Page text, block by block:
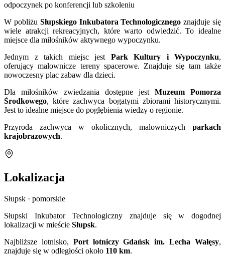
odpoczynek po konferencji lub szkoleniu
W pobliżu Słupskiego Inkubatora Technologicznego znajduje się
wiele atrakcji rekreacyjnych, które warto odwiedzić. To idealne
miejsce dla miłośników aktywnego wypoczynku.
Jednym z takich miejsc jest Park Kultury i Wypoczynku,
oferujący malownicze tereny spacerowe. Znajduje się tam także
nowoczesny plac zabaw dla dzieci.
Dla miłośników zwiedzania dostępne jest Muzeum Pomorza
Środkowego, które zachwyca bogatymi zbiorami historycznymi.
Jest to idealne miejsce do pogłębienia wiedzy o regionie.
Przyroda zachwyca w okolicznych, malowniczych parkach
krajobrazowych.
Lokalizacja
Słupsk · pomorskie
Słupski Inkubator Technologiczny znajduje się w dogodnej
lokalizacji w mieście Słupsk.
Najbliższe lotnisko, Port lotniczy Gdańsk im. Lecha Wałęsy,
znajduje się w odległości około 110 km.